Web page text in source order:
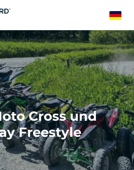
German
Cross und
Freestyle